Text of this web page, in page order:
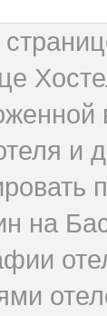
и
на